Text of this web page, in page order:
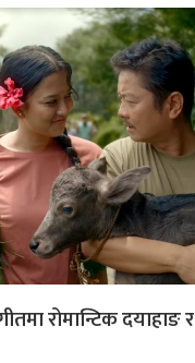
रोमान्टिक दयाहाङ